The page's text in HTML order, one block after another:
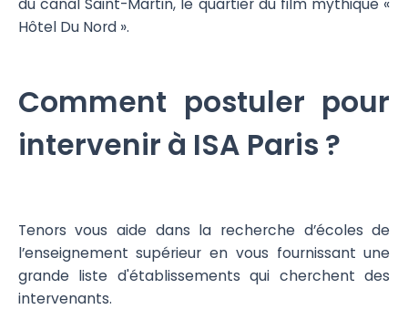
Hôtel Du Nord ».
Comment postuler pour
intervenir à ISA Paris ?
Tenors vous aide dans la recherche d’écoles de
l’enseignement supérieur en vous fournissant une
grande liste d'établissements qui cherchent des
intervenants.